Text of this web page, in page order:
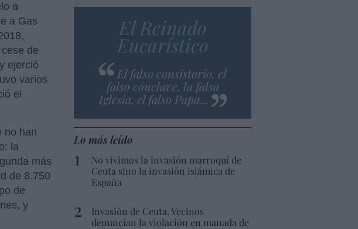
a
a Gas
de
ejerció
varios
el
no han
la
más
de 8.750
de
y
El Reinado
Eucarístico
El falso consistorio, el
falso cónclave, la falsa
Iglesia, el falso Papa...
Lo más leído
No vivimos la invasión marroquí de
Ceuta sino la invasión islámica de
España
Invasión de Ceuta. Vecinos
denuncian la violación en manada de